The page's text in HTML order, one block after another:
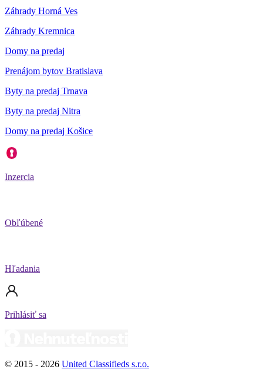
Záhrady Horná Ves
Záhrady Kremnica
Domy na predaj
Prenájom bytov Bratislava
Byty na predaj Trnava
Byty na predaj Nitra
Domy na predaj Košice
Inzercia
Obľúbené
Hľadania
Prihlásiť sa
© 2015 - 2026 United Classifieds s.r.o.